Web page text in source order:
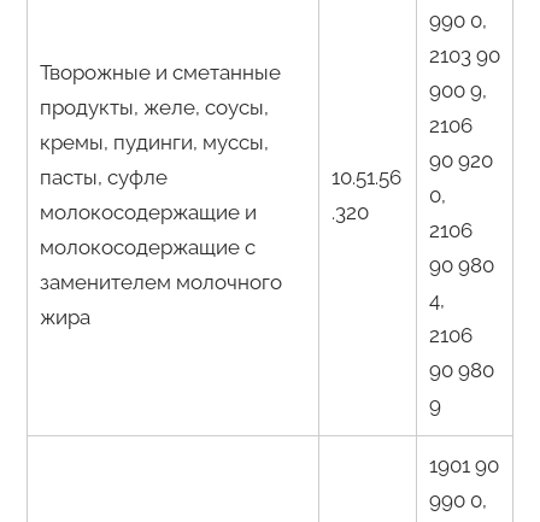
Творожные и сметанные
продукты, желе, соусы,
кремы, пудинги, муссы,
пасты, суфле
молокосодержащие и
молокосодержащие с
заменителем молочного
жира
10.51.56
.320
990 0,
2103 90
900 9,
2106
90 920
0,
2106
90 980
4,
2106
90 980
9
1901 90
990 0,